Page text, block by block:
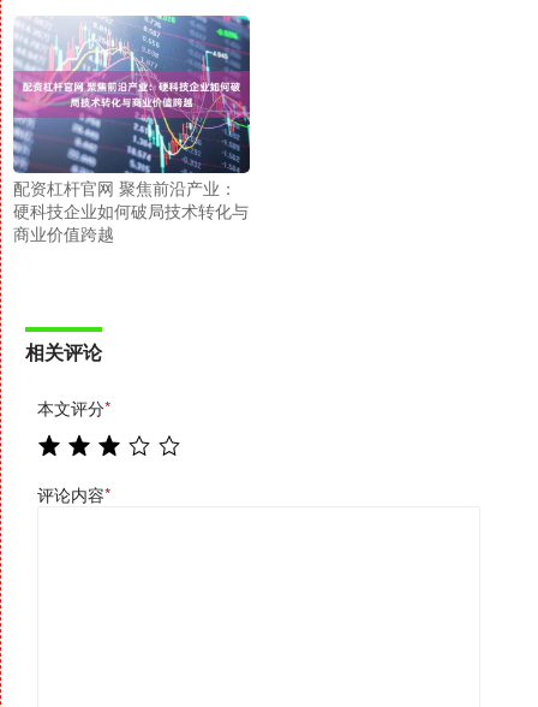
配资杠杆官网 聚焦前沿产业：
硬科技企业如何破局技术转化与
商业价值跨越
相关评论
本文评分*
评论内容*